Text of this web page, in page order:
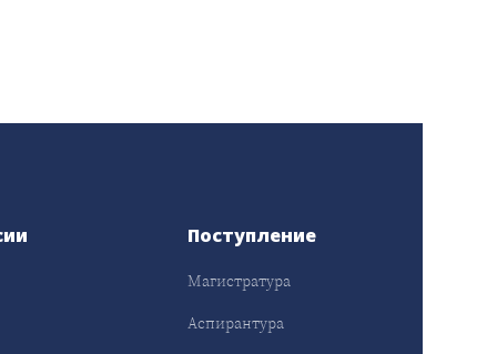
Поступление
Магистратура
Аспирантура